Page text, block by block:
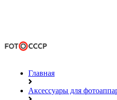
Главная
Аксессуары для